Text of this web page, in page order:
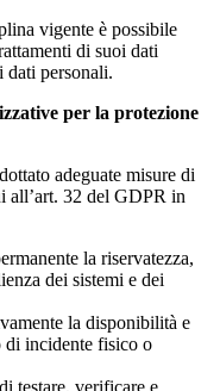
vigente è possibile
di suoi dati
dati personali.
per la protezione
adeguate misure di
all’art. 32 del GDPR in
la riservatezza,
dei sistemi e dei
la disponibilità e
di incidente fisico o
testare, verificare e